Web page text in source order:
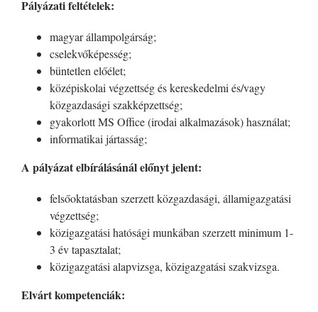
Pályázati feltételek:
magyar állampolgárság;
cselekvőképesség;
büntetlen előélet;
középiskolai végzettség és kereskedelmi és/vagy
közgazdasági szakképzettség;
gyakorlott MS Office (irodai alkalmazások) használat;
informatikai jártasság;
A pályázat elbírálásánál előnyt jelent:
felsőoktatásban szerzett közgazdasági, államigazgatási
végzettség;
közigazgatási hatósági munkában szerzett minimum 1-
3 év tapasztalat;
közigazgatási alapvizsga, közigazgatási szakvizsga.
Elvárt kompetenciák: